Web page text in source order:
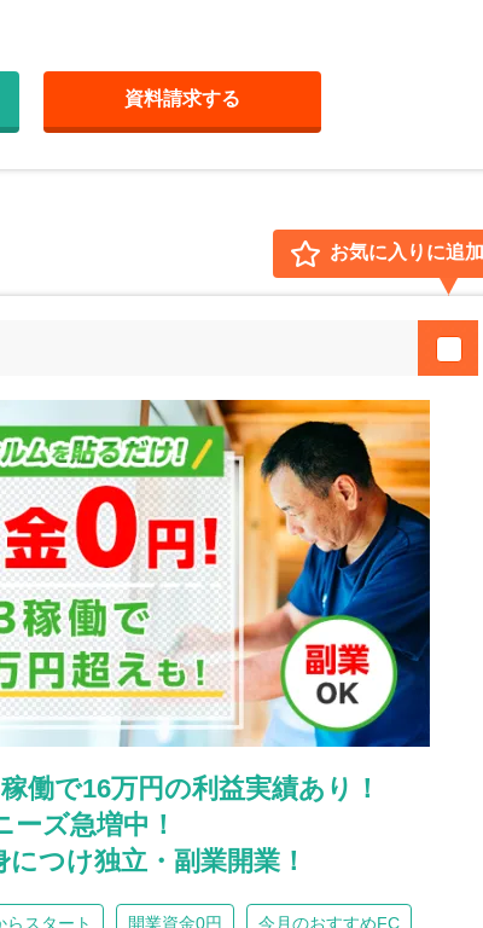
資料請求する
お気に入りに追加
働で16万円の利益実績あり！
ズ急増中！
つけ独立・副業開業！
らスタート 開業資金0円 今月のおすすめFC